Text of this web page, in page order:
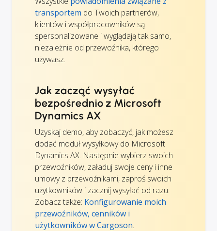
transportem do Twoich partnerów,
klientów i współpracowników są
spersonalizowane i wyglądają tak samo,
niezależnie od przewoźnika, którego
używasz.
Jak zacząć wysyłać
bezpośrednio z Microsoft
Dynamics AX
Uzyskaj demo, aby zobaczyć, jak możesz
dodać moduł wysyłkowy do Microsoft
Dynamics AX. Następnie wybierz swoich
przewoźników, załaduj swoje ceny i inne
umowy z przewoźnikami, zaproś swoich
użytkowników i zacznij wysyłać od razu.
Zobacz także: Konfigurowanie moich
przewoźników, cenników i
użytkowników w Cargoson.